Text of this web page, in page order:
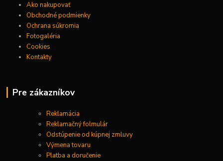
Ako nakupovať
Obchodné podmienky
Ochrana súkromia
Fotogaléria
Cookies
Kontakty
Pre zákazníkov
Reklamácia
Reklamačný folmulár
Odstúpenie od kúpnej zmluvy
Výmena tovaru
Platba a doručenie